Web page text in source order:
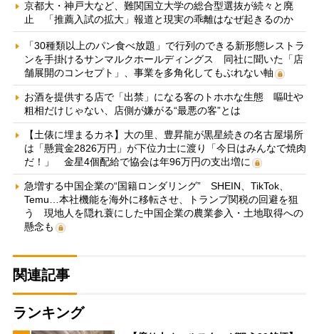
京都大・神戸大など、難関国立大学の総合型選抜が続々と廃
止 「推薦入試の拡大」報道と現実の乖離はなぜ起きるのか
「30種類以上のパン食べ放題」で行列のできる新形態レストラ
ンを手掛けるサンマルクホールディングス 同社に聞いた「店
舗展開のコンセプト」、事業を多角化してもぶれない軸
お酒を提供する店で「出禁」になる客のトホホな生態 嘔吐や
粗相だけじゃない、店側が嫌がる“最悪の客”とは
【土俵に埋まるカネ】大の里、豊昇龍が黒星続きの名古屋場所
は「懸賞金2826万円」が下位力士に渡り「今日はみんなで焼肉
だ！」 金星4個配給で協会は年96万円の支出増に
急増する中国企業の“国籍ロンダリング” SHEIN、TikTok、
Temu…本社機能を海外に移転させ、トランプ関税の回避を狙
う 現地人を隠れ蓑にした中国企業の農業参入・土地取得への
懸念も
関連記事
ランキング